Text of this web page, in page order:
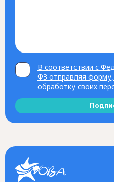
В соответствии с
ФЗ отправляя
обработку своих